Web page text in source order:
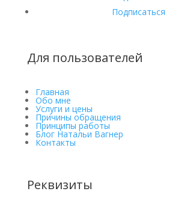
Подписаться
Для пользователей
Главная
Обо мне
Услуги и цены
Причины обращения
Принципы работы
Блог Натальи Вагнер
Контакты
Реквизиты